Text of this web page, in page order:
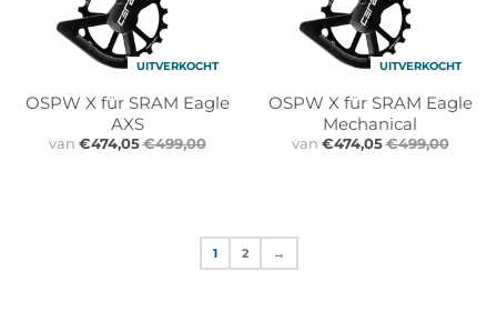
UITVERKOCHT
OSPW X für SRAM Eagle
AXS
van €474,05€499,00
UITVERKOCHT
OSPW X für SRAM Eagle
Mechanical
van €474,05€499,00
1 2 →